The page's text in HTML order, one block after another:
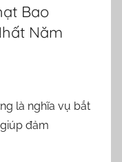
Bao
Năm
là nghĩa vụ bắt
đảm